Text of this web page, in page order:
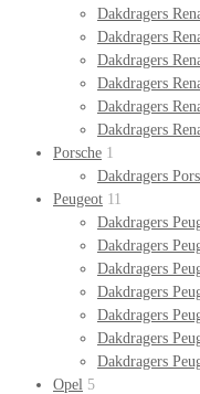
Dakdragers
Dakdragers
Dakdragers
Dakdragers
Dakdragers
Dakdragers
Porsche 1
Dakdragers
Peugeot 11
Dakdragers
Dakdragers
Dakdragers
Dakdragers
Dakdragers
Dakdragers
Dakdragers
Opel 5